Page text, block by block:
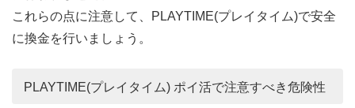
これらの点に注意して、PLAYTIME(プレイタイム)で安全
に換金を行いましょう。
PLAYTIME(プレイタイム) ポイ活で注意すべき危険性